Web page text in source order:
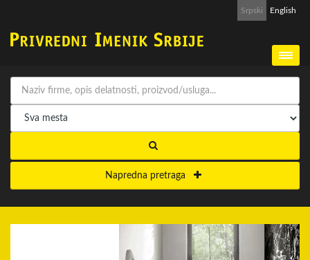
Srpski English
Napredna pretraga